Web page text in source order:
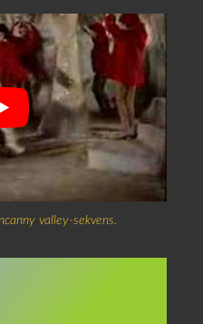
valley-sekvens.